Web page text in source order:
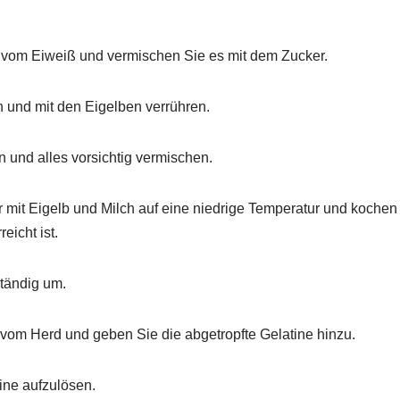
Eiweiß und vermischen Sie es mit dem Zucker.
und mit den Eigelben verrühren.
und alles vorsichtig vermischen.
Eigelb und Milch auf eine niedrige Temperatur und
ist.
um.
Herd und geben Sie die abgetropfte Gelatine hinzu.
aufzulösen.